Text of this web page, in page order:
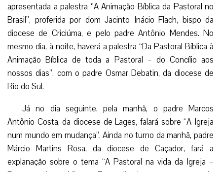
apresentada a palestra “A Animação Bíblica da Pastoral no
Brasil”, proferida por dom Jacinto Inácio Flach, bispo da
diocese de Criciúma, e pelo padre Antônio Mendes. No
mesmo dia, à noite, haverá a palestra “Da Pastoral Bíblica à
Animação Bíblica de toda a Pastoral – do Concílio aos
nossos dias”, com o padre Osmar Debatin, da diocese de
Rio do Sul.
Já no dia seguinte, pela manhã, o padre Marcos
Antônio Costa, da diocese de Lages, falará sobre “A Igreja
num mundo em mudança”. Ainda no turno da manhã, padre
Márcio Martins Rosa, da diocese de Caçador, fará a
explanação sobre o tema “A Pastoral na vida da Igreja –